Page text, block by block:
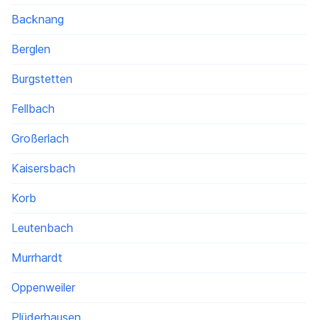
Backnang
Berglen
Burgstetten
Fellbach
Großerlach
Kaisersbach
Korb
Leutenbach
Murrhardt
Oppenweiler
Plüderhausen